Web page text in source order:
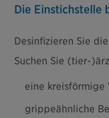
Die Einstichstelle
Desinfizieren Sie
Suchen Sie (tier-
eine kreisförmige
grippeähnliche